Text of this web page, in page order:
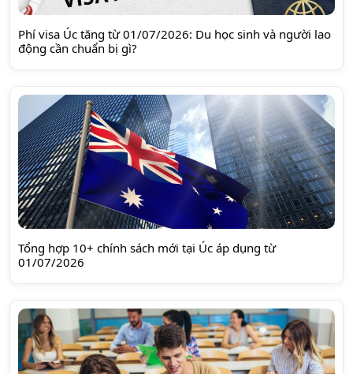
Phí visa Úc tăng từ 01/07/2026: Du học sinh và người lao
động cần chuẩn bị gì?
Tổng hợp 10+ chính sách mới tại Úc áp dụng từ
01/07/2026